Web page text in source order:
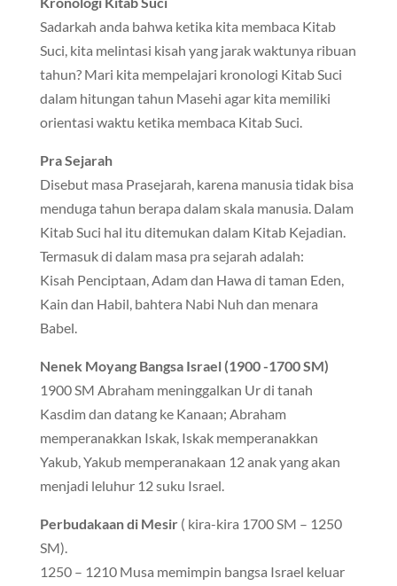
Sadarkah anda bahwa ketika kita membaca Kitab
Suci, kita melintasi kisah yang jarak waktunya ribuan
tahun? Mari kita mempelajari kronologi Kitab Suci
dalam hitungan tahun Masehi agar kita memiliki
orientasi waktu ketika membaca Kitab Suci.
Pra Sejarah
Disebut masa Prasejarah, karena manusia tidak bisa
menduga tahun berapa dalam skala manusia. Dalam
Kitab Suci hal itu ditemukan dalam Kitab Kejadian.
Termasuk di dalam masa pra sejarah adalah:
Kisah Penciptaan, Adam dan Hawa di taman Eden,
Kain dan Habil, bahtera Nabi Nuh dan menara
Babel.
Nenek Moyang Bangsa Israel (1900 -1700 SM)
1900 SM Abraham meninggalkan Ur di tanah
Kasdim dan datang ke Kanaan; Abraham
memperanakkan Iskak, Iskak memperanakkan
Yakub, Yakub memperanakaan 12 anak yang akan
menjadi leluhur 12 suku Israel.
Perbudakaan di Mesir( kira-kira 1700 SM – 1250
SM).
1250 – 1210 Musa memimpin bangsa Israel keluar